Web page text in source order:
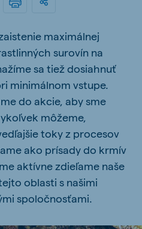
maximálnej
surovín na
sa tiež dosiahnuť
minimálnom vstupe.
do akcie, aby sme
môžeme,
toky z procesov
ako prísady do krmív
aktívne zdieľame naše
oblasti s našimi
spoločnosťami.